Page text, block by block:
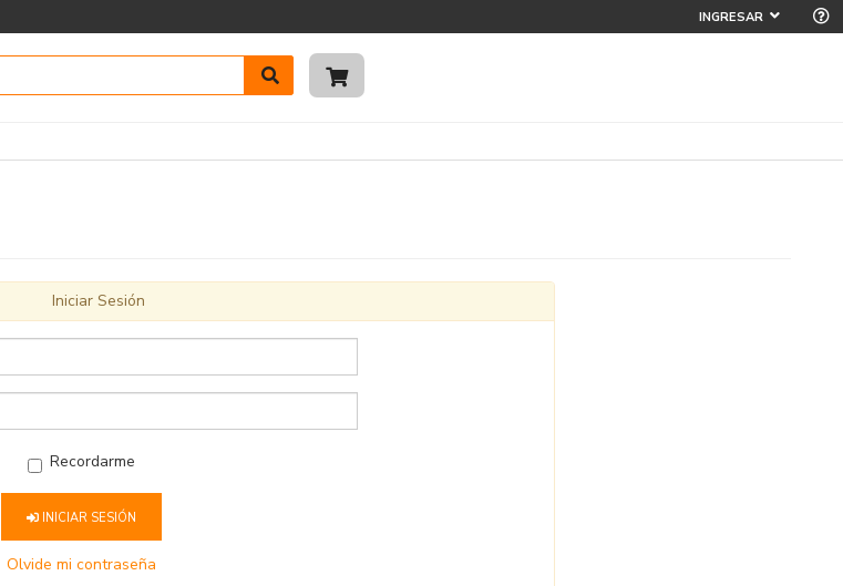
INGRESAR
Iniciar Sesión
Recordarme
INICIAR SESIÓN
Olvide mi contraseña